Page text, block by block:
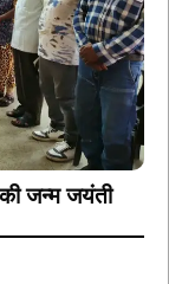
जन्म जयंती